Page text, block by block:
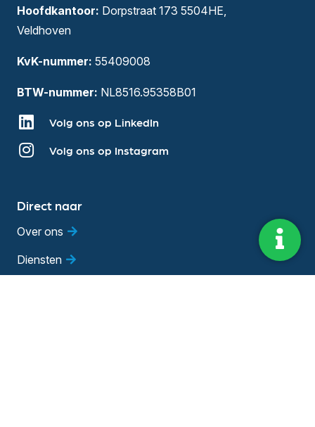
Hoofdkantoor: Dorpstraat 173 5504HE,
Veldhoven
KvK-nummer: 55409008
BTW-nummer: NL8516.95358B01
Volg ons op LinkedIn
Volg ons op Instagram
Direct naar
Over ons
Diensten